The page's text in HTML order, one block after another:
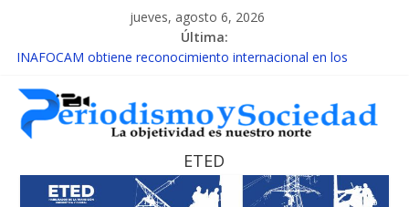
jueves, agosto 6, 2026
Última:
INAFOCAM obtiene reconocimiento internacional en los
15 de febrero de cada año es Día Nacional de la lucha contra el
cáncer infantil
EL ENFOQUE UNILATERAL DE LA COALICIÓN
MESCyT y Universidad Albizu apoyarán rehabilitación de
reclusos
MESCyT presenta calendario de Consulta Nacional por la
ETED